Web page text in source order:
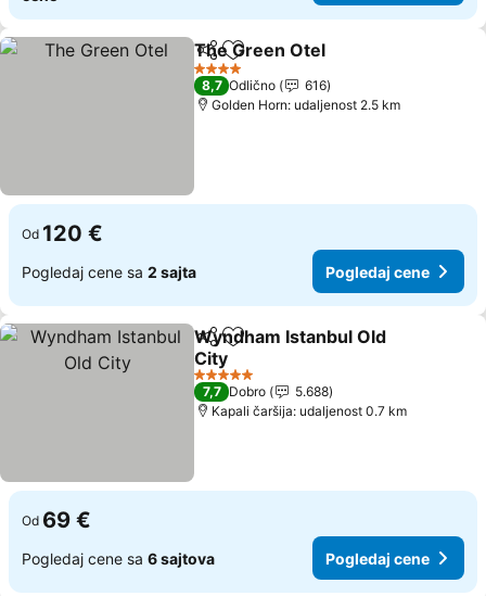
Deli Dodati u favorite
The Green Otel
4 Zvezdice
8,7 Odlično
616
Golden Horn: udaljenost 2.5 km
Od 120 €
Pogledaj cene sa 2 sajta Pogledaj cene
Deli Dodati u favorite
Wyndham Istanbul Old
City
Pogledaj cene
5 Zvezdice
7,7 Dobro
5.688
Kapali čaršija: udaljenost 0.7 km
Od 69 €
Pogledaj cene sa 6 sajtova Pogledaj cene